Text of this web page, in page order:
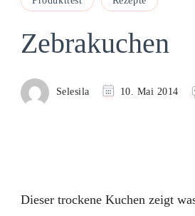
Zebrakuchen
Selesila 10. Mai 2014
Dieser trockene Kuchen zeigt